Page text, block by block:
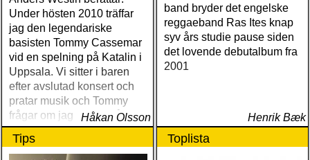
Under hösten 2010 träffar
jag den legendariske
basisten Tommy Cassemar
vid en spelning på Katalin i
Uppsala. Vi sitter i baren
efter avslutad konsert och
pratar musik och Tommy
frågar om jag spelar något
instrument
Håkan Olsson
band bryder det engelske
reggaeband Ras Ites knap
syv års studie pause siden
det lovende debutalbum fra
2001
Henrik Bæk
Tips Toplista